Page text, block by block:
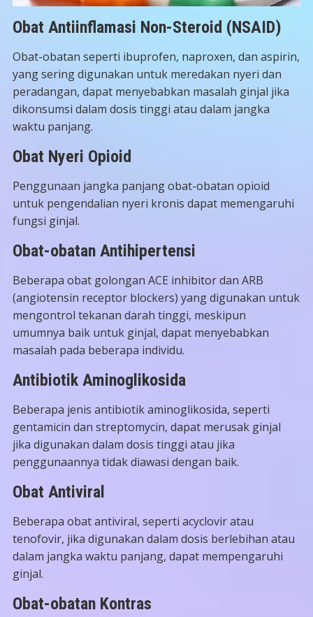
Obat Antiinflamasi Non-Steroid (NSAID)
Obat-obatan seperti ibuprofen, naproxen, dan aspirin,
yang sering digunakan untuk meredakan nyeri dan
peradangan, dapat menyebabkan masalah ginjal jika
dikonsumsi dalam dosis tinggi atau dalam jangka
waktu panjang.
Obat Nyeri Opioid
Penggunaan jangka panjang obat-obatan opioid
untuk pengendalian nyeri kronis dapat memengaruhi
fungsi ginjal.
Obat-obatan Antihipertensi
Beberapa obat golongan ACE inhibitor dan ARB
(angiotensin receptor blockers) yang digunakan untuk
mengontrol tekanan darah tinggi, meskipun
umumnya baik untuk ginjal, dapat menyebabkan
masalah pada beberapa individu.
Antibiotik Aminoglikosida
Beberapa jenis antibiotik aminoglikosida, seperti
gentamicin dan streptomycin, dapat merusak ginjal
jika digunakan dalam dosis tinggi atau jika
penggunaannya tidak diawasi dengan baik.
Obat Antiviral
Beberapa obat antiviral, seperti acyclovir atau
tenofovir, jika digunakan dalam dosis berlebihan atau
dalam jangka waktu panjang, dapat mempengaruhi
ginjal.
Obat-obatan Kontras